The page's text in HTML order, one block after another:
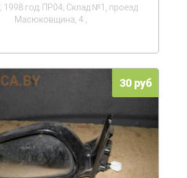
; 1998 год; ПР04; Склад №1, проезд
Масюковщина, 4.;
30 руб